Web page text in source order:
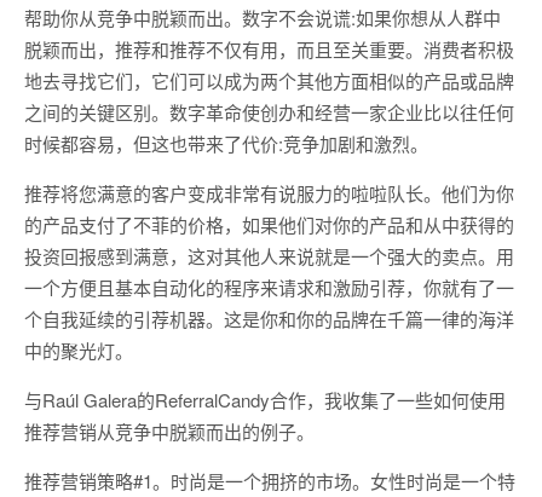
帮助你从竞争中脱颖而出。数字不会说谎:如果你想从人群中
脱颖而出，推荐和推荐不仅有用，而且至关重要。消费者积极
地去寻找它们，它们可以成为两个其他方面相似的产品或品牌
之间的关键区别。数字革命使创办和经营一家企业比以往任何
时候都容易，但这也带来了代价:竞争加剧和激烈。
推荐将您满意的客户变成非常有说服力的啦啦队长。他们为你
的产品支付了不菲的价格，如果他们对你的产品和从中获得的
投资回报感到满意，这对其他人来说就是一个强大的卖点。用
一个方便且基本自动化的程序来请求和激励引荐，你就有了一
个自我延续的引荐机器。这是你和你的品牌在千篇一律的海洋
中的聚光灯。
与Raúl Galera的ReferralCandy合作，我收集了一些如何使用
推荐营销从竞争中脱颖而出的例子。
推荐营销策略#1。时尚是一个拥挤的市场。女性时尚是一个特